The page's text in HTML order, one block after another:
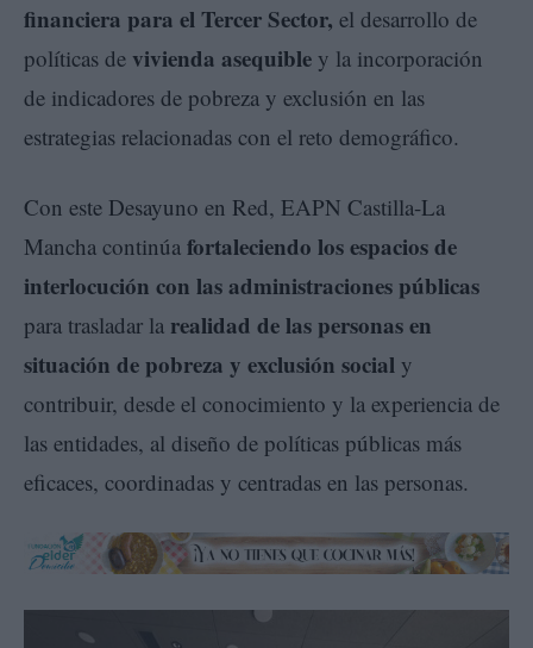
financiera para el Tercer Sector, el desarrollo de
políticas de vivienda asequible y la incorporación
de indicadores de pobreza y exclusión en las
estrategias relacionadas con el reto demográfico.
Con este Desayuno en Red, EAPN Castilla-La
Mancha continúa fortaleciendo los espacios de
interlocución con las administraciones públicas
para trasladar la realidad de las personas en
situación de pobreza y exclusión social y
contribuir, desde el conocimiento y la experiencia de
las entidades, al diseño de políticas públicas más
eficaces, coordinadas y centradas en las personas.